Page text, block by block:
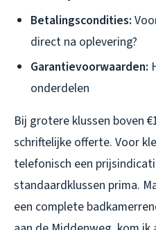
Betalingscondities:
direct na oplevering?
Garantievoorwaarden:
onderdelen
Bij grotere klussen boven
schriftelijke offerte. Voor
telefonisch een
standaardklussen prima.
een complete